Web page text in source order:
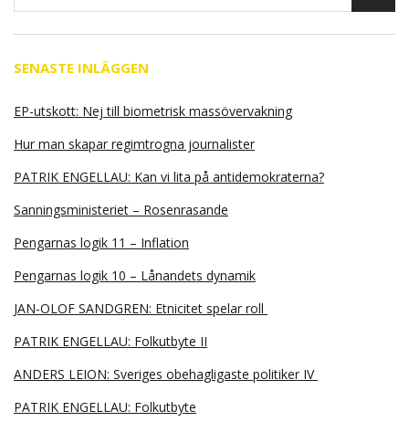
SENASTE INLÄGGEN
EP-utskott: Nej till biometrisk massövervakning
Hur man skapar regimtrogna journalister
PATRIK ENGELLAU: Kan vi lita på antidemokraterna?
Sanningsministeriet – Rosenrasande
Pengarnas logik 11 – Inflation
Pengarnas logik 10 – Lånandets dynamik
JAN-OLOF SANDGREN: Etnicitet spelar roll
PATRIK ENGELLAU: Folkutbyte II
ANDERS LEION: Sveriges obehagligaste politiker IV
PATRIK ENGELLAU: Folkutbyte